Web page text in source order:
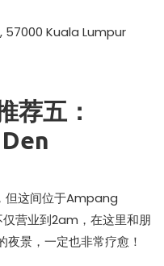
57000 Kuala Lumpur
荐五：
但这间位于Ampang
营业到2am，在这里和朋
景，一定也非常疗愈！